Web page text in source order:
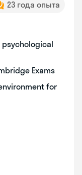
23 года опыта
psychological
Exams
for